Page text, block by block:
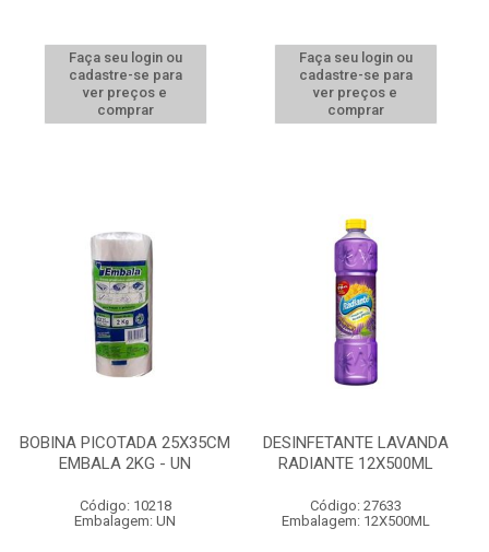
Faça seu login ou
cadastre-se para
ver preços e
comprar
Faça seu login ou
cadastre-se para
ver preços e
comprar
BOBINA PICOTADA 25X35CM
EMBALA 2KG - UN
Código: 10218
Embalagem: UN
DESINFETANTE LAVANDA
RADIANTE 12X500ML
Código: 27633
Embalagem: 12X500ML